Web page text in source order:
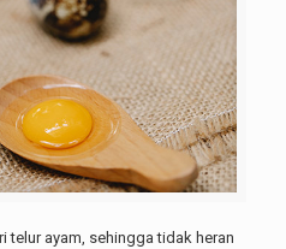
telur ayam, sehingga tidak heran